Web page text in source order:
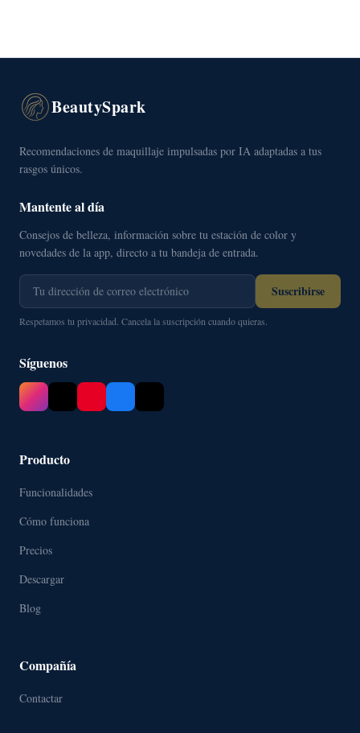
BeautySpark
Recomendaciones de maquillaje impulsadas por IA adaptadas a tus
rasgos únicos.
Mantente al día
Consejos de belleza, información sobre tu estación de color y
novedades de la app, directo a tu bandeja de entrada.
Suscribirse
Respetamos tu privacidad. Cancela la suscripción cuando quieras.
Síguenos
Producto
Funcionalidades
Cómo funciona
Precios
Descargar
Blog
Compañía
Contactar